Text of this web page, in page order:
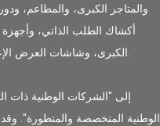
والمتاجر الكبرى، والمطاعم،
أكشاك الطلب الذاتي، وأجهزة
الكبرى، وشاشات العرض الإعلانية، وأكشاك تنظيم الطوابير لجمع التذاكر.
الوطنية المتخصصة والمتطورة".